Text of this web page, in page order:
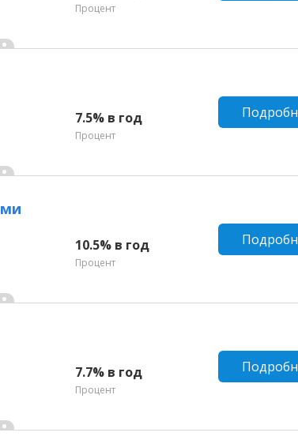
Процент
7.5% в год
Процент
10.5% в год
Процент
7.7% в год
Процент